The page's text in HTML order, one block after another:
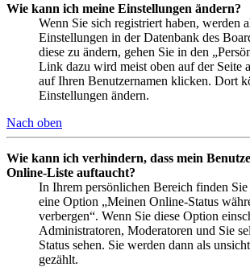
Wie kann ich meine Einstellungen ändern?
Wenn Sie sich registriert haben, werden
Einstellungen in der Datenbank des
diese zu ändern, gehen Sie in den
Link dazu wird meist oben auf der Seite
auf Ihren Benutzernamen klicken. Dort
Einstellungen ändern.
Nach oben
Wie kann ich verhindern, dass mein
Online-Liste auftaucht?
In Ihrem persönlichen Bereich finden
eine Option „Meinen Online-Status
verbergen“. Wenn Sie diese Option
Administratoren, Moderatoren und Sie
Status sehen. Sie werden dann als
gezählt.